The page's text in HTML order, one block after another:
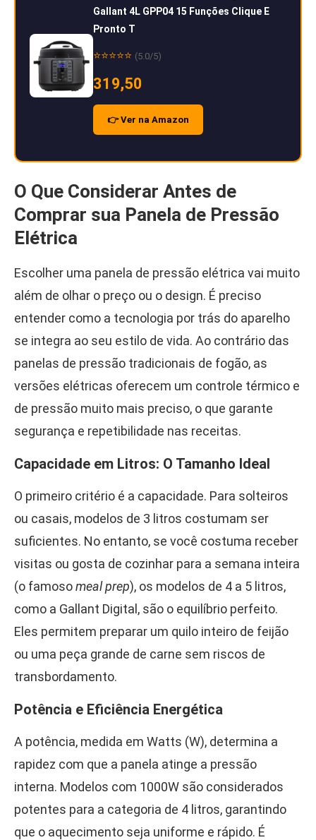
Gallant 4L GPP04 15 Funções Clique E
Pronto T
⭐⭐⭐⭐⭐ (5.0/5)
319,50
👉 Ver na Amazon
O Que Considerar Antes de
Comprar sua Panela de Pressão
Elétrica
Escolher uma panela de pressão elétrica vai muito
além de olhar o preço ou o design. É preciso
entender como a tecnologia por trás do aparelho
se integra ao seu estilo de vida. Ao contrário das
panelas de pressão tradicionais de fogão, as
versões elétricas oferecem um controle térmico e
de pressão muito mais preciso, o que garante
segurança e repetibilidade nas receitas.
Capacidade em Litros: O Tamanho Ideal
O primeiro critério é a capacidade. Para solteiros
ou casais, modelos de 3 litros costumam ser
suficientes. No entanto, se você costuma receber
visitas ou gosta de cozinhar para a semana inteira
(o famosomeal prep), os modelos de 4 a 5 litros,
como a Gallant Digital, são o equilíbrio perfeito.
Eles permitem preparar um quilo inteiro de feijão
ou uma peça grande de carne sem riscos de
transbordamento.
Potência e Eficiência Energética
A potência, medida em Watts (W), determina a
rapidez com que a panela atinge a pressão
interna. Modelos com 1000W são considerados
potentes para a categoria de 4 litros, garantindo
que o aquecimento seja uniforme e rápido. É